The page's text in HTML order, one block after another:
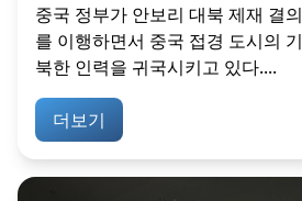
중국 정부가 안보리 대북 제재 결
를 이행하면서 중국 접경 도시의
북한 인력을 귀국시키고 있다....
더보기